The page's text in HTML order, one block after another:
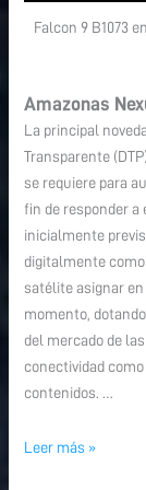
Falcon 9 B1073
Amazonas
La principal
Transparente
se requiere para
fin de responder a
inicialmente
digitalmente
satélite asignar en
momento,
del mercado de
conectividad
contenidos. …
Leer más »